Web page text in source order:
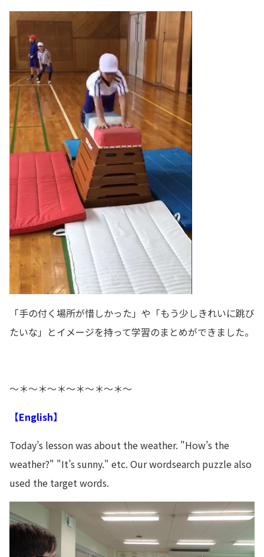
「手の付く場所が惜しかった」や「もう少しきれいに跳び
たいな」とイメージを持って学習のまとめができました。
～＊～＊～＊～＊～＊～＊～
【English】
Today’s lesson was about the weather. "How’s the
weather?" "It’s sunny." etc. Our wordsearch puzzle also
used the target words.